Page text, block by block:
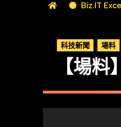
Biz.IT
科技新聞 場料
【場